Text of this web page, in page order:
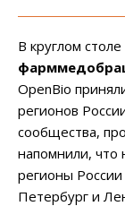
В круглом столе
OpenBio
регионов
сообщества,
напомнили,
регионы
Петербург и